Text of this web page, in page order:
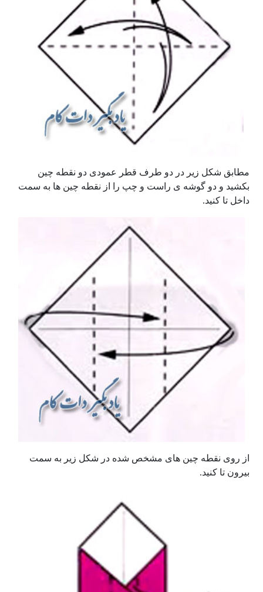
مطابق شکل زیر در دو طرف قطر عمودی دو نقطه چین
بکشید و دو گوشه ی راست و چپ را از نقطه چین ها به سمت
داخل تا کنید.
از روی نقطه چین های مشخص شده در شکل زیر به سمت
بیرون تا کنید.